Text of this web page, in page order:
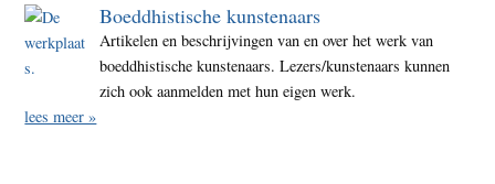
Boeddhistische kunstenaars
Artikelen en beschrijvingen van en over het werk van
boeddhistische kunstenaars. Lezers/kunstenaars kunnen
zich ook aanmelden met hun eigen werk.
lees meer »